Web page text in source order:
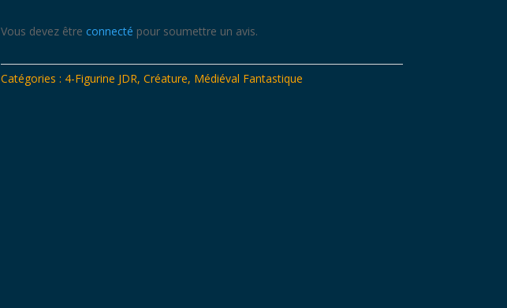
Vous devez être connecté pour soumettre un avis.
Catégories : 4-Figurine JDR, Créature, Médiéval Fantastique